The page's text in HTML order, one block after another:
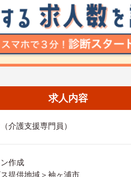
求人内容
介護支援専門員）
作成
提供地域＞袖ヶ浦市